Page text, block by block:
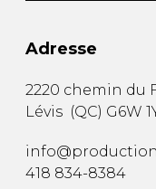
Adresse
2220 chemin du
Lévis (QC) G6W
418 834-8384